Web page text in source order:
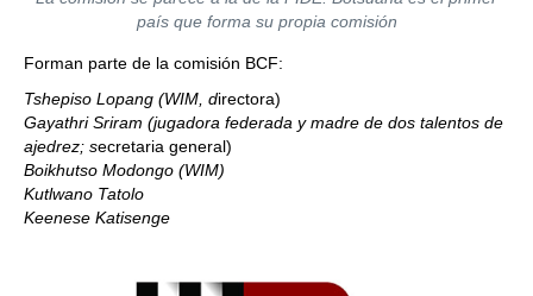
país que forma su propia comisión
Forman parte de la comisión BCF:
Tshepiso Lopang (WIM, directora)
Gayathri Sriram (jugadora federada y madre de dos talentos de
ajedrez; secretaria general)
Boikhutso Modongo (WIM)
Kutlwano Tatolo
Keenese Katisenge